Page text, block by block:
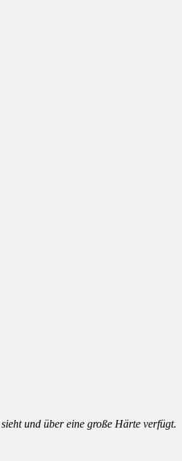
und über eine große Härte verfügt.